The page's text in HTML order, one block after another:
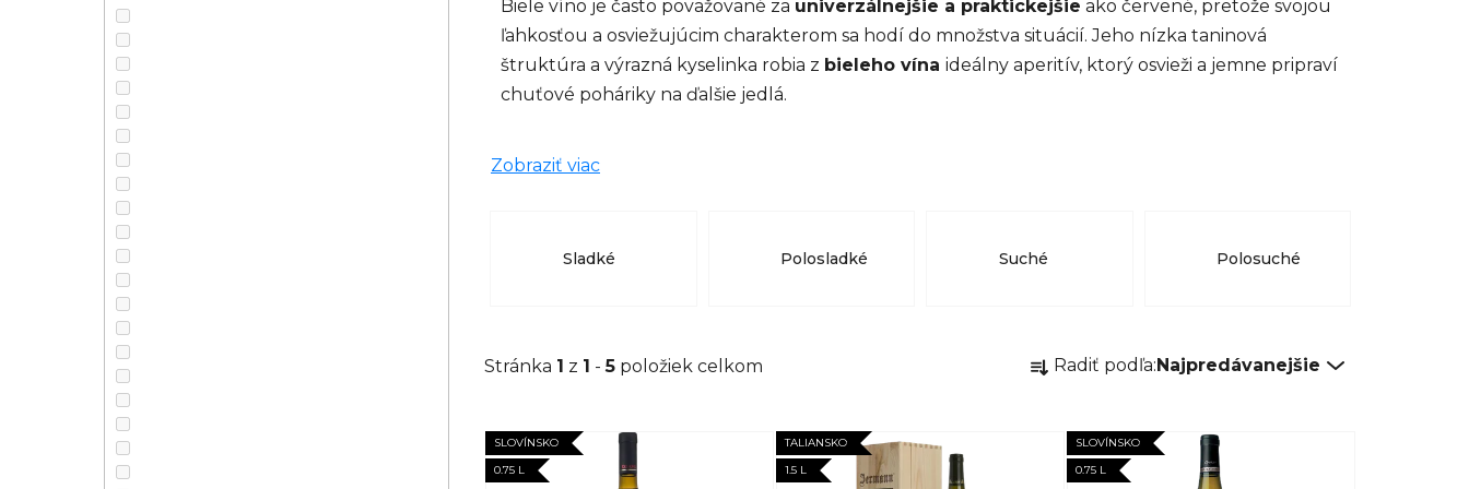
Biele víno je často považované za univerzálnejšie a praktickejšie ako červené, pretože svojou
ľahkosťou a osviežujúcim charakterom sa hodí do množstva situácií. Jeho nízka taninová
štruktúra a výrazná kyselinka robia z bieleho vína ideálny aperitív, ktorý osvieži a jemne pripraví
chuťové poháriky na ďalšie jedlá.
Zobraziť viac
Sladké Polosladké Suché Polosuché
Stránka 1 z 1 -5 položiek celkom
a Radiť podľa: Najpredávanejšie
V
ý
SLOVÍNSKO
0.75 L
TALIANSKO
1.5 L
SLOVÍNSKO
0.75 L